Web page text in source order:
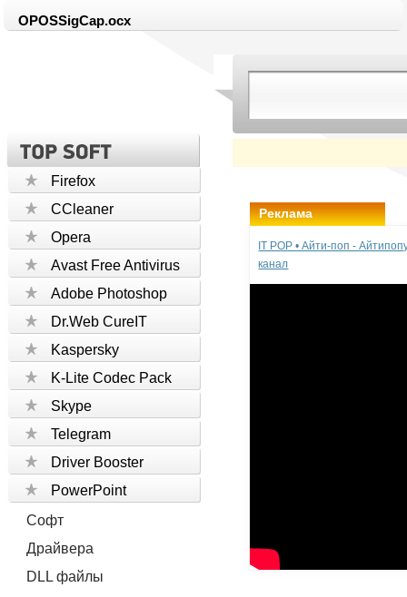
OPOSSigCap.ocx
Firefox
CCleaner
Opera
Avast Free Antivirus
Adobe Photoshop
Dr.Web CureIT
Kaspersky
K-Lite Codec Pack
Skype
Telegram
Driver Booster
PowerPoint
Софт
Драйвера
DLL файлы
Реклама
IT POP • Айти-поп -
канал